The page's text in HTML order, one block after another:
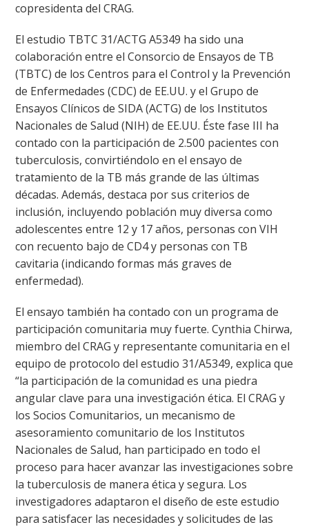
copresidenta del CRAG.
El estudio TBTC 31/ACTG A5349 ha sido una
colaboración entre el Consorcio de Ensayos de TB
(TBTC) de los Centros para el Control y la Prevención
de Enfermedades (CDC) de EE.UU. y el Grupo de
Ensayos Clínicos de SIDA (ACTG) de los Institutos
Nacionales de Salud (NIH) de EE.UU. Éste fase III ha
contado con la participación de 2.500 pacientes con
tuberculosis, convirtiéndolo en el ensayo de
tratamiento de la TB más grande de las últimas
décadas. Además, destaca por sus criterios de
inclusión, incluyendo población muy diversa como
adolescentes entre 12 y 17 años, personas con VIH
con recuento bajo de CD4 y personas con TB
cavitaria (indicando formas más graves de
enfermedad).
El ensayo también ha contado con un programa de
participación comunitaria muy fuerte. Cynthia Chirwa,
miembro del CRAG y representante comunitaria en el
equipo de protocolo del estudio 31/A5349, explica que
“la participación de la comunidad es una piedra
angular clave para una investigación ética. El CRAG y
los Socios Comunitarios, un mecanismo de
asesoramiento comunitario de los Institutos
Nacionales de Salud, han participado en todo el
proceso para hacer avanzar las investigaciones sobre
la tuberculosis de manera ética y segura. Los
investigadores adaptaron el diseño de este estudio
para satisfacer las necesidades y solicitudes de las